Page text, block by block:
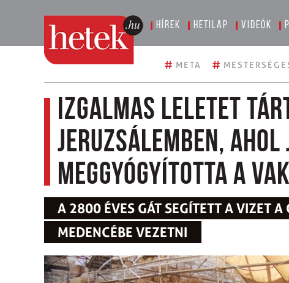
Hírek Hetilap Videók
# META #
Izgalmas leletet
Jeruzsálemben, ahol
meggyógyította a
A 2800 ÉVES GÁT SEGÍTETT A VIZET
MEDENCÉBE VEZETNI